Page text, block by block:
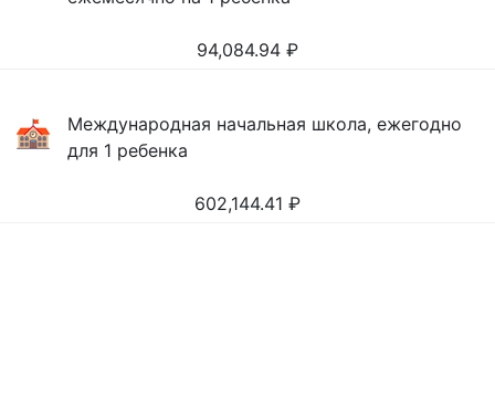
94,084.94 ₽
Международная начальная школа, ежегодно
для 1 ребенка
602,144.41 ₽